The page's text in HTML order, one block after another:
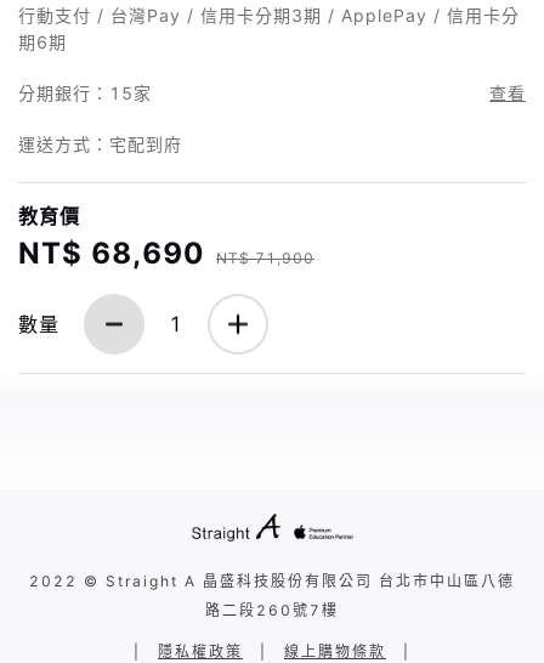
行動支付 / 台灣Pay / 信用卡分期3期 / ApplePay / 信用卡分
期6期
分期銀行： 15家 查看
運送方式：宅配到府
教育價
NT$ 68,690 NT$ 71,900
數量 1
2022 © Straight A 晶盛科技股份有限公司 台北市中山區八德
路二段260號7樓
隱私權政策 線上購物條款